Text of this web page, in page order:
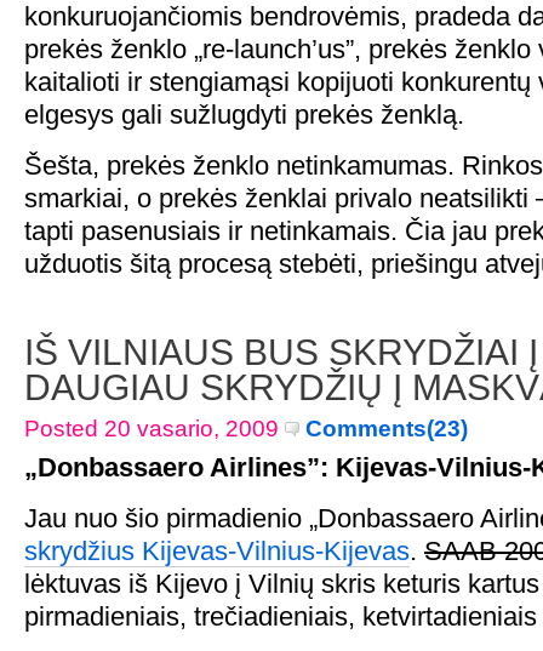
konkuruojančiomis bendrovėmis, pradeda
prekės ženklo „re-launch’us”, prekės
kaitalioti ir stengiamąsi kopijuoti konkurentų
elgesys gali sužlugdyti prekės ženklą.
Šešta, prekės ženklo netinkamumas.
smarkiai, o prekės ženklai privalo neatsilikti
tapti pasenusiais ir netinkamais. Čia jau
užduotis šitą procesą stebėti, priešingu
IŠ VILNIAUS BUS SKRYDŽIAI
DAUGIAU SKRYDŽIŲ Į
Posted 20 vasario, 2009 Comments(23)
„Donbassaero Airlines”: Kijevas-Vilnius-
Jau nuo šio pirmadienio „Donbassaero
skrydžius Kijevas-Vilnius-Kijevas. SAAB
lėktuvas iš Kijevo į Vilnių skris keturis
pirmadieniais, trečiadieniais,